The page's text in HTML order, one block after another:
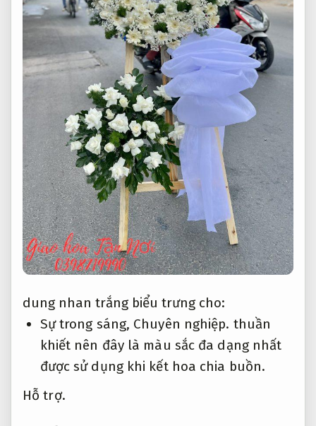
dung nhan trắng biểu trưng cho:
Sự trong sáng, Chuyên nghiệp. thuần
khiết nên đây là màu sắc đa dạng nhất
được sử dụng khi kết hoa chia buồn.
Hỗ trợ.